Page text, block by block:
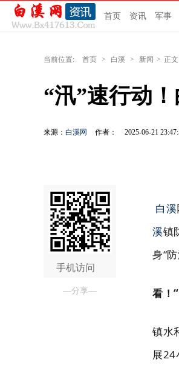
首页 资讯 军事
当前位置: 首页 > 白溪 > 新闻 > 正文
“汛”速行动
来源： 白溪网 作者： 2025-06-21
手机访问
—分享—
白溪
溪镇
身“
看！
镇水
展24